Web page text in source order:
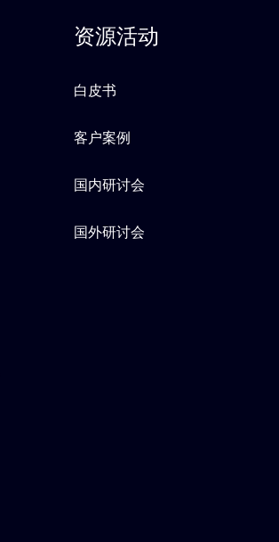
资源活动
白皮书
客户案例
国内研讨会
国外研讨会